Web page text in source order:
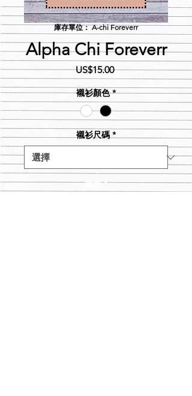
庫存單位： A-chi Foreverr
Alpha Chi Foreverr
US$15.00價
格
襯衫顏色 *
襯衫尺碼 *
數量 *